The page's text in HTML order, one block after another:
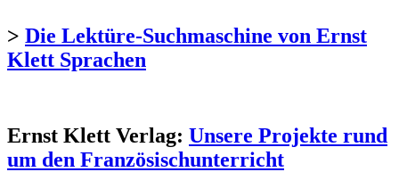
> Die Lektüre-Suchmaschine von Ernst
Klett Sprachen
Ernst Klett Verlag: Unsere Projekte rund
um den Französischunterricht